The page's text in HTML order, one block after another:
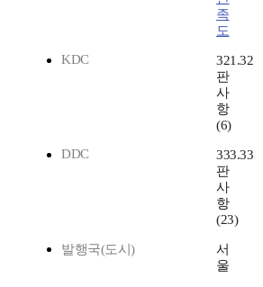
족
도
KDC
321.32
판
사
항
(6)
DDC
333.33
판
사
항
(23)
발행국(도시)
서
울